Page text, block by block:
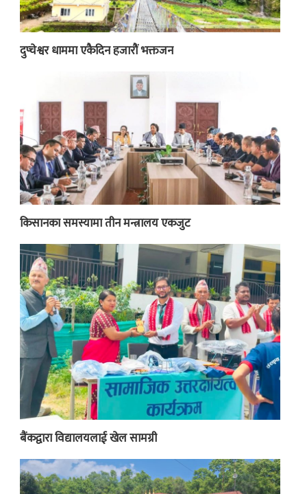
दुप्चेश्वर धाममा एकैदिन हजारौं भक्तजन
किसानका समस्यामा तीन मन्त्रालय एकजुट
बैंकद्वारा विद्यालयलाई खेल सामग्री